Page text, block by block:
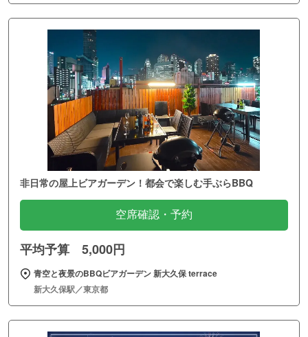
非日常の屋上ビアガーデン！都会で楽しむ手ぶらBBQ
空席確認・予約
平均予算 5,000円
青空と夜景のBBQビアガーデン 新大久保 terrace
新大久保駅／東京都